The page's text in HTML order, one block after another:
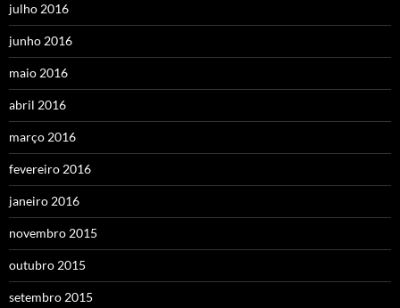
julho 2016
junho 2016
maio 2016
abril 2016
março 2016
fevereiro 2016
janeiro 2016
novembro 2015
outubro 2015
setembro 2015